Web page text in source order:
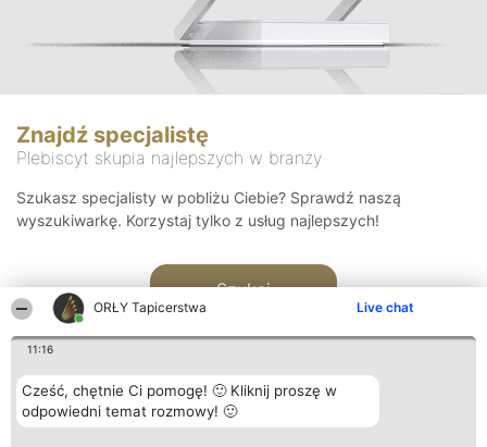
ORŁY Tapicerstwa Live chat
11:16
Cześć, chętnie Ci pomogę! 🙂 Kliknij proszę w
odpowiedni temat rozmowy! 🙂
Znajdź specjalistę
Plebiscyt skupia najlepszych w branży
Szukasz specjalisty w pobliżu Ciebie? Sprawdź naszą
wyszukiwarkę. Korzystaj tylko z usług najlepszych!
Szukaj